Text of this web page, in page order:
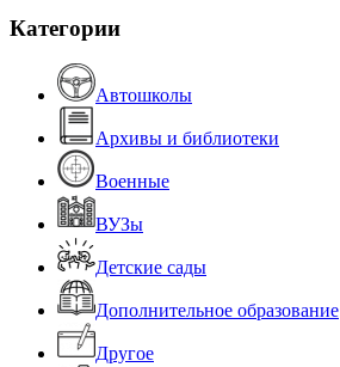
Категории
Автошколы
Архивы и библиотеки
Военные
ВУЗы
Детские сады
Дополнительное образование
Другое